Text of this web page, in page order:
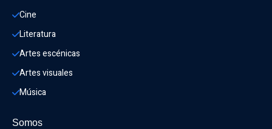
Cine
Literatura
Artes escénicas
Artes visuales
Música
Somos